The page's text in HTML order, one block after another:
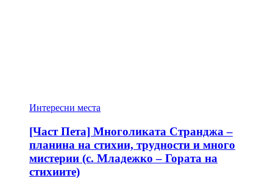
Интересни места
[Част Пета] Многоликата Странджа –
планина на стихии, трудности и много
мистерии (с. Младежко – Гората на
стихиите)